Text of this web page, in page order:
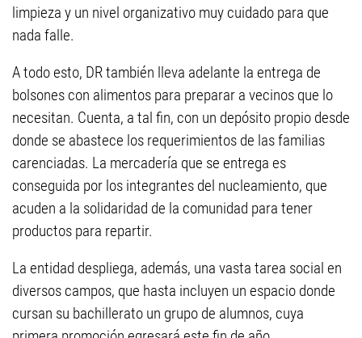
limpieza y un nivel organizativo muy cuidado para que
nada falle.
A todo esto, DR también lleva adelante la entrega de
bolsones con alimentos para preparar a vecinos que lo
necesitan. Cuenta, a tal fin, con un depósito propio desde
donde se abastece los requerimientos de las familias
carenciadas. La mercadería que se entrega es
conseguida por los integrantes del nucleamiento, que
acuden a la solidaridad de la comunidad para tener
productos para repartir.
La entidad despliega, además, una vasta tarea social en
diversos campos, que hasta incluyen un espacio donde
cursan su bachillerato un grupo de alumnos, cuya